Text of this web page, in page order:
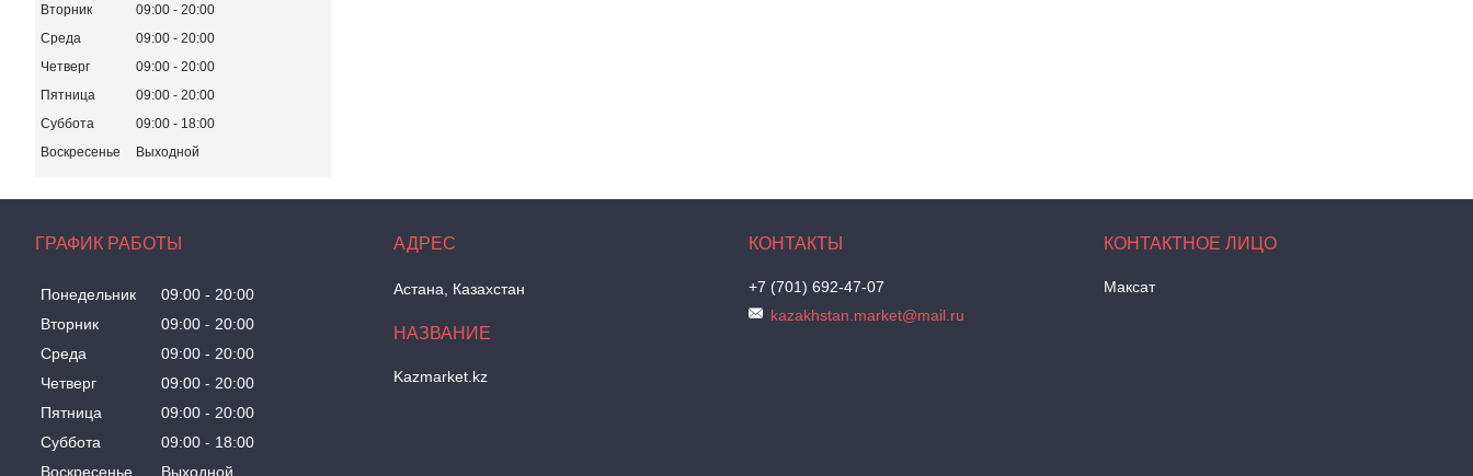
Вторник
09:00
20:00
Среда
09:00
20:00
Четверг
09:00
20:00
Пятница
09:00
20:00
Суббота
09:00
18:00
Воскресенье
Выходной
ГРАФИК РАБОТЫ
Понедельник 09:00
20:00
Вторник
09:00
20:00
Среда
09:00
20:00
Четверг
09:00
20:00
Пятница
09:00
20:00
Суббота
09:00
18:00
Воскресенье
Выходной
Астана, Казахстан
Kazmarket.kz
+7 (701) 692-47-07
kazakhstan.market@mail.ru
Максат